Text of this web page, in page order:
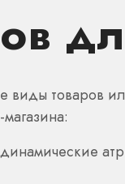
виды товаров